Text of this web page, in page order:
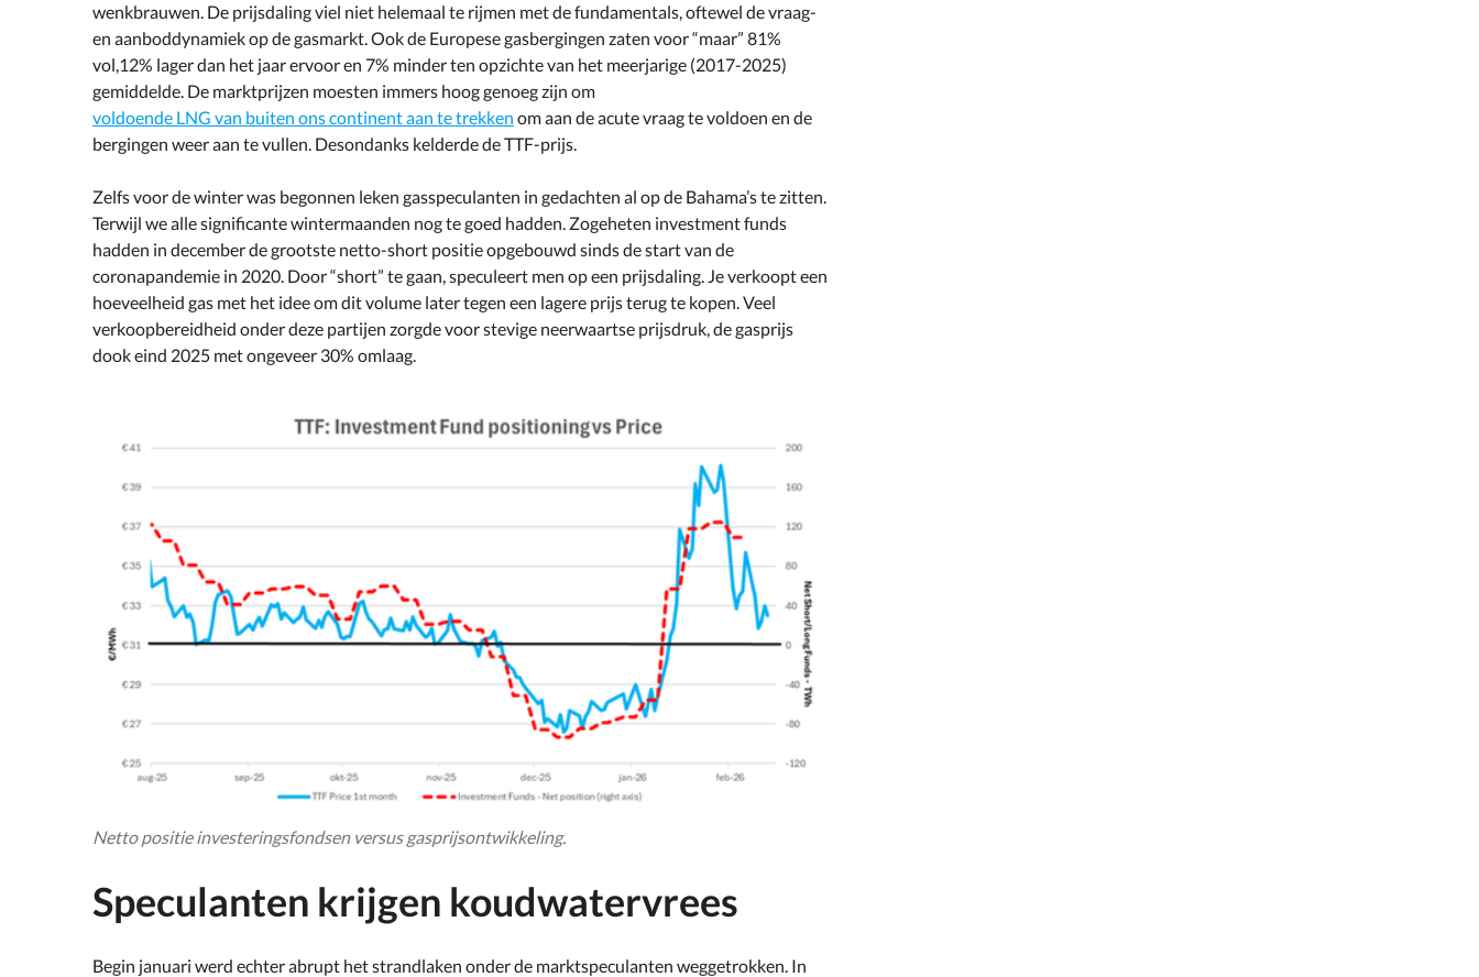
wenkbrauwen. De prijsdaling viel niet helemaal te rijmen met de fundamentals, oftewel de vraag-
en aanboddynamiek op de gasmarkt. Ook de Europese gasbergingen zaten voor “maar” 81%
vol,12% lager dan het jaar ervoor en 7% minder ten opzichte van het meerjarige (2017-2025)
gemiddelde. De marktprijzen moesten immers hoog genoeg zijn om
voldoende LNG van buiten ons continent aan te trekken om aan de acute vraag te voldoen en de
bergingen weer aan te vullen. Desondanks kelderde de TTF-prijs.
Zelfs voor de winter was begonnen leken gasspeculanten in gedachten al op de Bahama’s te zitten.
Terwijl we alle significante wintermaanden nog te goed hadden. Zogeheten investment funds
hadden in december de grootste netto-short positie opgebouwd sinds de start van de
coronapandemie in 2020. Door “short” te gaan, speculeert men op een prijsdaling. Je verkoopt een
hoeveelheid gas met het idee om dit volume later tegen een lagere prijs terug te kopen. Veel
verkoopbereidheid onder deze partijen zorgde voor stevige neerwaartse prijsdruk, de gasprijs
dook eind 2025 met ongeveer 30% omlaag.
Netto positie investeringsfondsen versus gasprijsontwikkeling.
Speculanten krijgen koudwatervrees
Begin januari werd echter abrupt het strandlaken onder de marktspeculanten weggetrokken. In